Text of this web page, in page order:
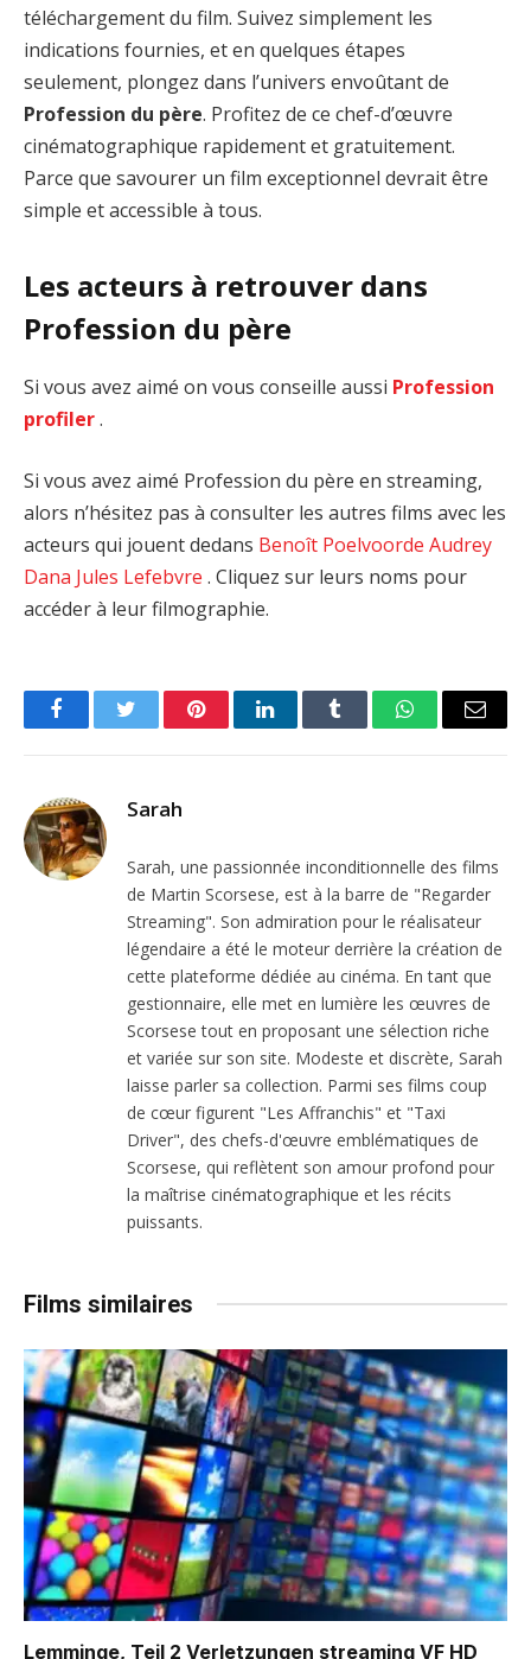
téléchargement du film. Suivez simplement les
indications fournies, et en quelques étapes
seulement, plongez dans l’univers envoûtant de
Profession du père. Profitez de ce chef-d’œuvre
cinématographique rapidement et gratuitement.
Parce que savourer un film exceptionnel devrait être
simple et accessible à tous.
Les acteurs à retrouver dans
Profession du père
Si vous avez aimé on vous conseille aussi Profession
profiler.
Si vous avez aimé Profession du père en streaming,
alors n’hésitez pas à consulter les autres films avec les
acteurs qui jouent dedans Benoît Poelvoorde Audrey
Dana Jules Lefebvre . Cliquez sur leurs noms pour
accéder à leur filmographie.
FacebookTwitter PinterestLinkedInTumblr WhatsAppEmail
Sarah
Sarah, une passionnée inconditionnelle des films
de Martin Scorsese, est à la barre de "Regarder
Streaming". Son admiration pour le réalisateur
légendaire a été le moteur derrière la création de
cette plateforme dédiée au cinéma. En tant que
gestionnaire, elle met en lumière les œuvres de
Scorsese tout en proposant une sélection riche
et variée sur son site. Modeste et discrète, Sarah
laisse parler sa collection. Parmi ses films coup
de cœur figurent "Les Affranchis" et "Taxi
Driver", des chefs-d'œuvre emblématiques de
Scorsese, qui reflètent son amour profond pour
la maîtrise cinématographique et les récits
puissants.
Films similaires
Lemminge, Teil 2 Verletzungen streaming VF HD